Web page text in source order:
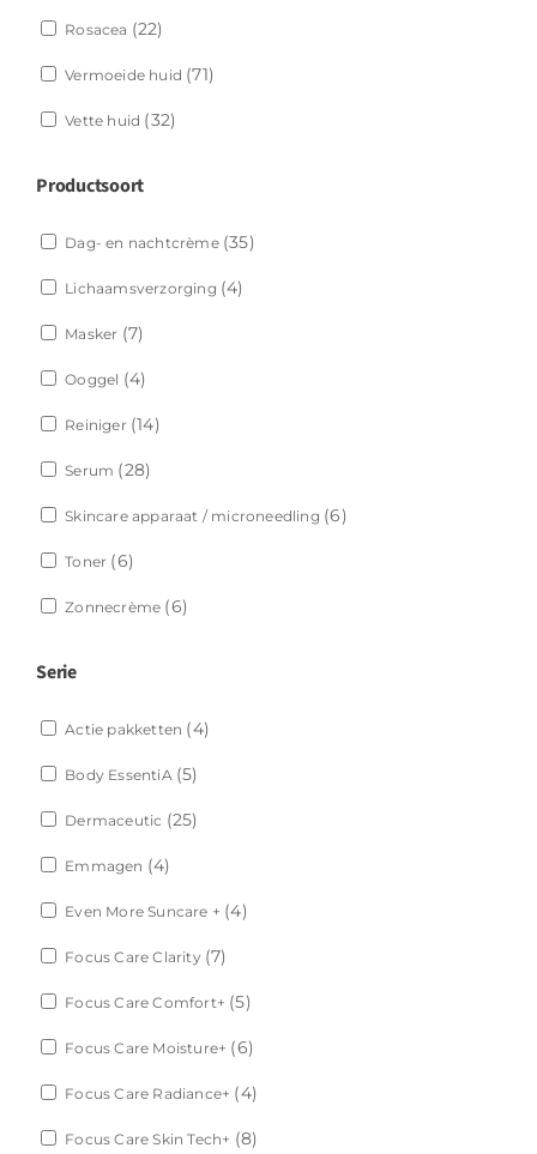
Rosacea (22)
Vermoeide huid (71)
Vette huid (32)
Productsoort
Dag- en nachtcrème (35)
Lichaamsverzorging (4)
Masker (7)
Ooggel (4)
Reiniger (14)
Serum (28)
Skincare apparaat / microneedling (6)
Toner (6)
Zonnecrème (6)
Serie
Actie pakketten (4)
Body EssentiA (5)
Dermaceutic (25)
Emmagen (4)
Even More Suncare + (4)
Focus Care Clarity (7)
Focus Care Comfort+ (5)
Focus Care Moisture+ (6)
Focus Care Radiance+ (4)
Focus Care Skin Tech+ (8)